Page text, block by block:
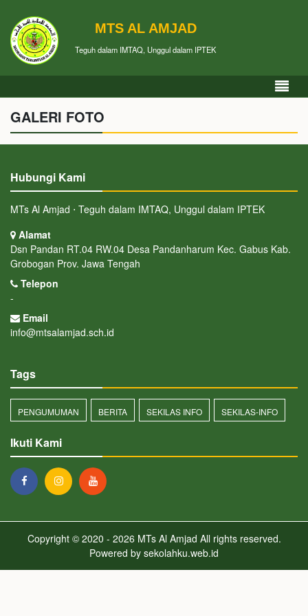
MTS AL AMJAD
Teguh dalam IMTAQ, Unggul dalam IPTEK
GALERI FOTO
Hubungi Kami
MTs Al Amjad ⋅ Teguh dalam IMTAQ, Unggul dalam IPTEK
Alamat
Dsn Pandan RT.04 RW.04 Desa Pandanharum Kec. Gabus Kab.
Grobogan Prov. Jawa Tengah
Telepon
-
Email
info@mtsalamjad.sch.id
Tags
PENGUMUMAN BERITA SEKILAS INFO SEKILAS-INFO
Ikuti Kami
Copyright © 2020 - 2026 MTs Al Amjad All rights reserved.
Powered by sekolahku.web.id